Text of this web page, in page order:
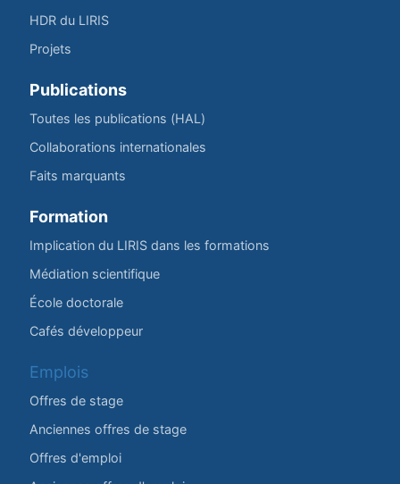
HDR du LIRIS
Projets
Publications
Toutes les publications (HAL)
Collaborations internationales
Faits marquants
Formation
Implication du LIRIS dans les formations
Médiation scientifique
École doctorale
Cafés développeur
Emplois
Offres de stage
Anciennes offres de stage
Offres d'emploi